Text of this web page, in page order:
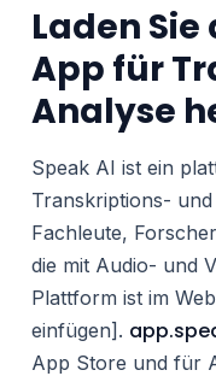
Laden
App für
Analyse
Speak AI ist ein
Transkriptions-
Fachleute,
die mit Audio- und
Plattform ist im
einfügen].
App Store und für